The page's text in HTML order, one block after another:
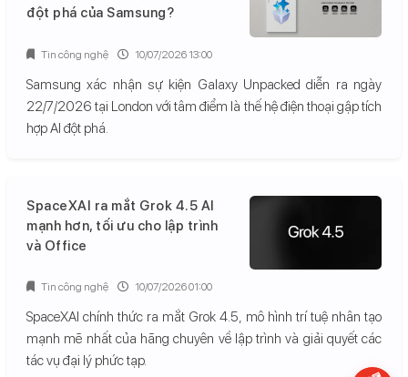
đột phá của Samsung?
Samsung xác nhận sự kiện Galaxy Unpacked diễn ra ngày
22/7/2026 tại London với tâm điểm là thế hệ điện thoại gập tích
hợp AI đột phá.
Tin công nghệ 10/07/2026 13:00
SpaceXAI ra mắt Grok 4.5 AI
mạnh hơn, tối ưu cho lập trình
và Office
SpaceXAI chính thức ra mắt Grok 4.5, mô hình trí tuệ nhân tạo
mạnh mẽ nhất của hãng chuyên về lập trình và giải quyết các
tác vụ đại lý phức tạp.
Tin công nghệ 10/07/2026 01:00